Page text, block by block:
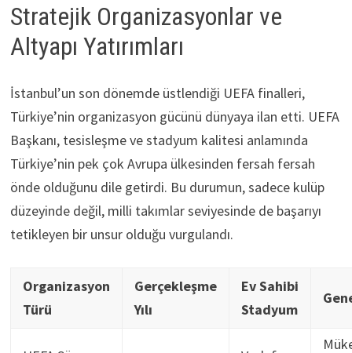
Stratejik Organizasyonlar ve
Altyapı Yatırımları
İstanbul’un son dönemde üstlendiği UEFA finalleri,
Türkiye’nin organizasyon gücünü dünyaya ilan etti. UEFA
Başkanı, tesisleşme ve stadyum kalitesi anlamında
Türkiye’nin pek çok Avrupa ülkesinden fersah fersah
önde olduğunu dile getirdi. Bu durumun, sadece kulüp
düzeyinde değil, milli takımlar seviyesinde de başarıyı
tetikleyen bir unsur olduğu vurgulandı.
Organizasyon
Türü
Gerçekleşme
Yılı
Ev Sahibi
Stadyum